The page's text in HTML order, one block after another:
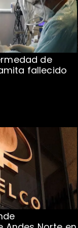
de
fallecido